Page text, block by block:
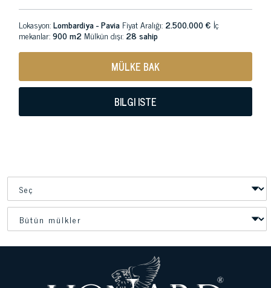
Lokasyon:Lombardiya - Pavia Fiyat Aralığı: 2.500.000 € İç
mekanlar:900 m2 Mülkün dışı: 28 sahip
MÜLKE BAK
BILGI ISTE